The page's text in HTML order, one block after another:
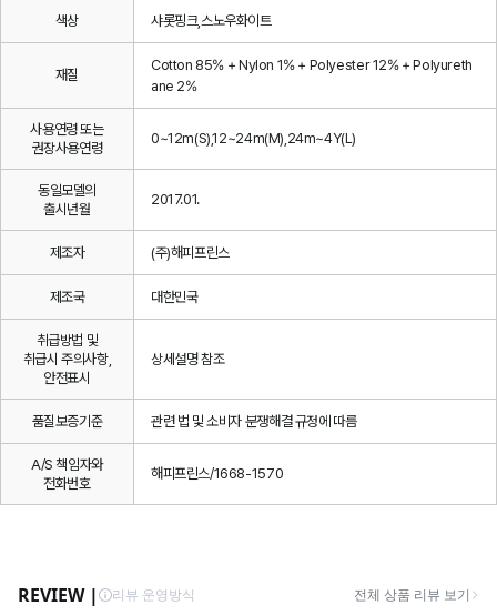
색상 샤롯핑크,스노우화이트
재질
Cotton 85% + Nylon 1% + Polyester 12% + Polyureth
ane 2%
사용연령 또는
권장사용연령
0~12m(S),12~24m(M),24m~4Y(L)
동일모델의
출시년월
2017.01.
제조자 (주)해피프린스
제조국 대한민국
취급방법 및
취급시 주의사항,
안전표시
상세설명 참조
품질보증기준 관련 법 및 소비자 분쟁해결 규정에 따름
A/S 책임자와
전화번호
해피프린스/1668-1570